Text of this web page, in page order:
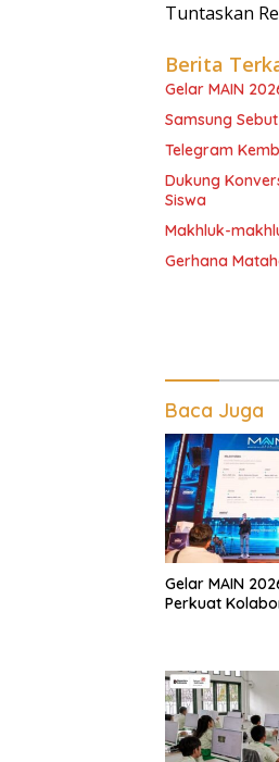
Tuntaskan
Berita
Gelar MAIN
Samsung
Telegram
Dukung
Siswa
Makhluk-
Gerhana
Baca Juga
Gelar MAIN
Perkuat